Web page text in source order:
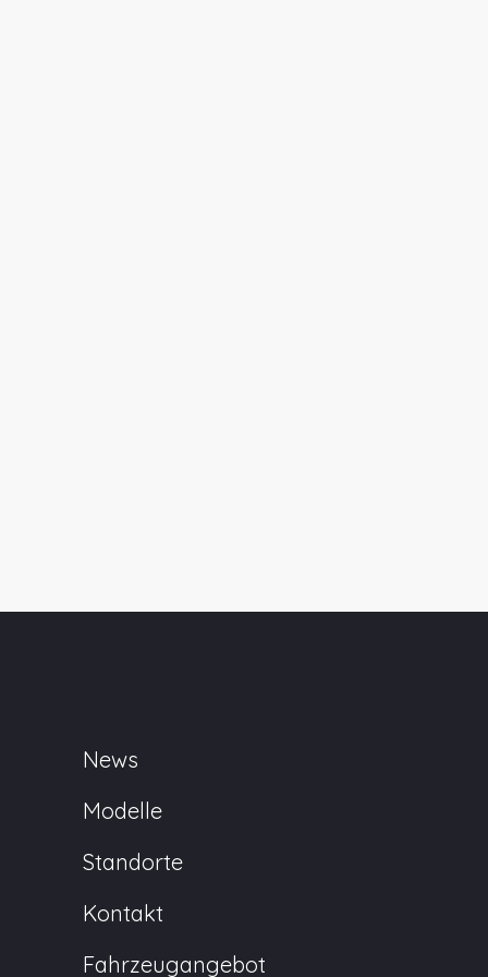
News
Modelle
Standorte
Kontakt
Fahrzeugangebot